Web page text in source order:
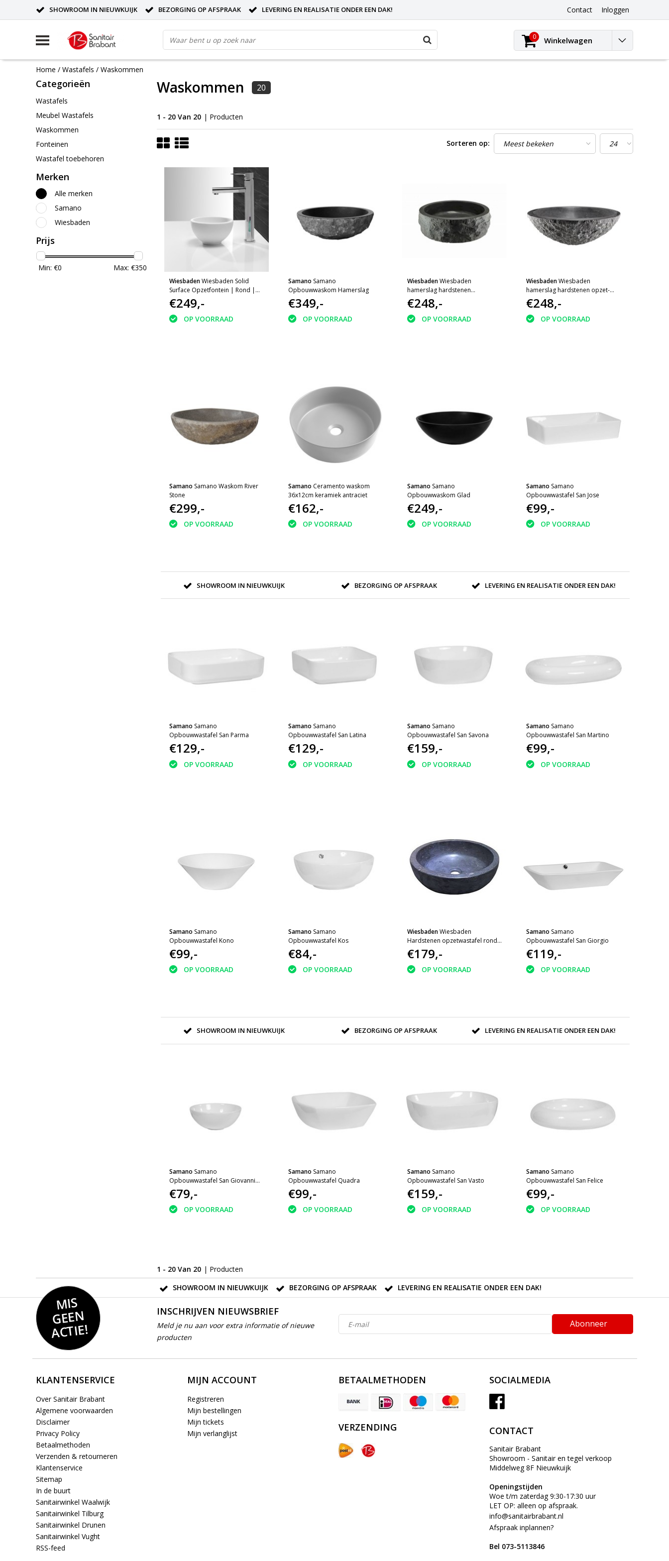
SHOWROOM IN NIEUWKUIJK BEZORGING OP AFSPRAAK LEVERING EN REALISATIE ONDER EEN DAK! Contact Inloggen
0 Winkelwagen
Home / Wastafels / Waskommen
Categorieën
Wastafels
Meubel Wastafels
Waskommen
Fonteinen
Wastafel toebehoren
Merken
Alle merken
Samano
Wiesbaden
Prijs
Min: €0 Max: €350
Waskommen 20
1 - 20 Van 20 | Producten
Sorteren op:
Wiesbaden Wiesbaden Solid
Surface Opzetfontein | Rond |
Mat-wit | 200x200x110mm
€249,-
OP VOORRAAD
Samano Samano
Opbouwwaskom Hamerslag
€349,-
OP VOORRAAD
WiesbadenWiesbaden
hamerslag hardstenen
opzetwastafel rond 40x12
€248,-
OP VOORRAAD
WiesbadenWiesbaden
hamerslag hardstenen opzet-
kom rond 42x14
€248,-
OP VOORRAAD
Samano Samano Waskom River
Stone
€299,-
OP VOORRAAD
Samano Ceramento waskom
36x12cm keramiek antraciet
€162,-
OP VOORRAAD
Samano Samano
Opbouwwaskom Glad
€249,-
OP VOORRAAD
Samano Samano
Opbouwwastafel San Jose
€99,-
OP VOORRAAD
SHOWROOM IN NIEUWKUIJK BEZORGING OP AFSPRAAK LEVERING EN REALISATIE ONDER EEN DAK!
Samano Samano
Opbouwwastafel San Parma
€129,-
OP VOORRAAD
Samano Samano
Opbouwwastafel San Latina
€129,-
OP VOORRAAD
Samano Samano
Opbouwwastafel San Savona
€159,-
OP VOORRAAD
Samano Samano
Opbouwwastafel San Martino
€99,-
OP VOORRAAD
Samano Samano
Opbouwwastafel Kono
€99,-
OP VOORRAAD
Samano Samano
Opbouwwastafel Kos
€84,-
OP VOORRAAD
WiesbadenWiesbaden
Hardstenen opzetwastafel rond
40x12
€179,-
OP VOORRAAD
Samano Samano
Opbouwwastafel San Giorgio
€119,-
OP VOORRAAD
SHOWROOM IN NIEUWKUIJK BEZORGING OP AFSPRAAK LEVERING EN REALISATIE ONDER EEN DAK!
Samano Samano
Opbouwwastafel San Giovanni
(fontein)
€79,-
OP VOORRAAD
Samano Samano
Opbouwwastafel Quadra
€99,-
OP VOORRAAD
Samano Samano
Opbouwwastafel San Vasto
€159,-
OP VOORRAAD
Samano Samano
Opbouwwastafel San Felice
€99,-
OP VOORRAAD
1 - 20 Van 20 | Producten
SHOWROOM IN NIEUWKUIJK
BEZORGING OP AFSPRAAK LEVERING EN REALISATIE ONDER EEN DAK!
MIS
GEE
N
ACTIE!
INSCHRIJVEN NIEUWSBRIEF
Meld je nu aan voor extra informatie of nieuwe
producten
Abonneer
KLANTENSERVICE
Over Sanitair Brabant
Algemene voorwaarden
Disclaimer
Privacy Policy
Betaalmethoden
Verzenden & retourneren
Klantenservice
Sitemap
In de buurt
Sanitairwinkel Waalwijk
Sanitairwinkel Tilburg
Sanitairwinkel Drunen
Sanitairwinkel Vught
RSS-feed
MIJN ACCOUNT
Registreren
Mijn bestellingen
Mijn tickets
Mijn verlanglijst
BETAALMETHODEN
VERZENDING
SOCIALMEDIA
CONTACT
Sanitair Brabant
Showroom - Sanitair en tegel verkoop
Middelweg 8F Nieuwkuijk
Openingstijden
Woe t/m zaterdag 9:30-17:30 uur
LET OP: alleen op afspraak.
info@sanitairbrabant.nl
Afspraak inplannen?
Bel 073-5113846